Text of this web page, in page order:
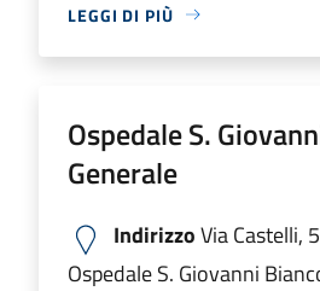
LEGGI DI PIÙ
Ospedale S.
Generale
IndirizzoVia Castelli, 5
Ospedale S. Giovanni